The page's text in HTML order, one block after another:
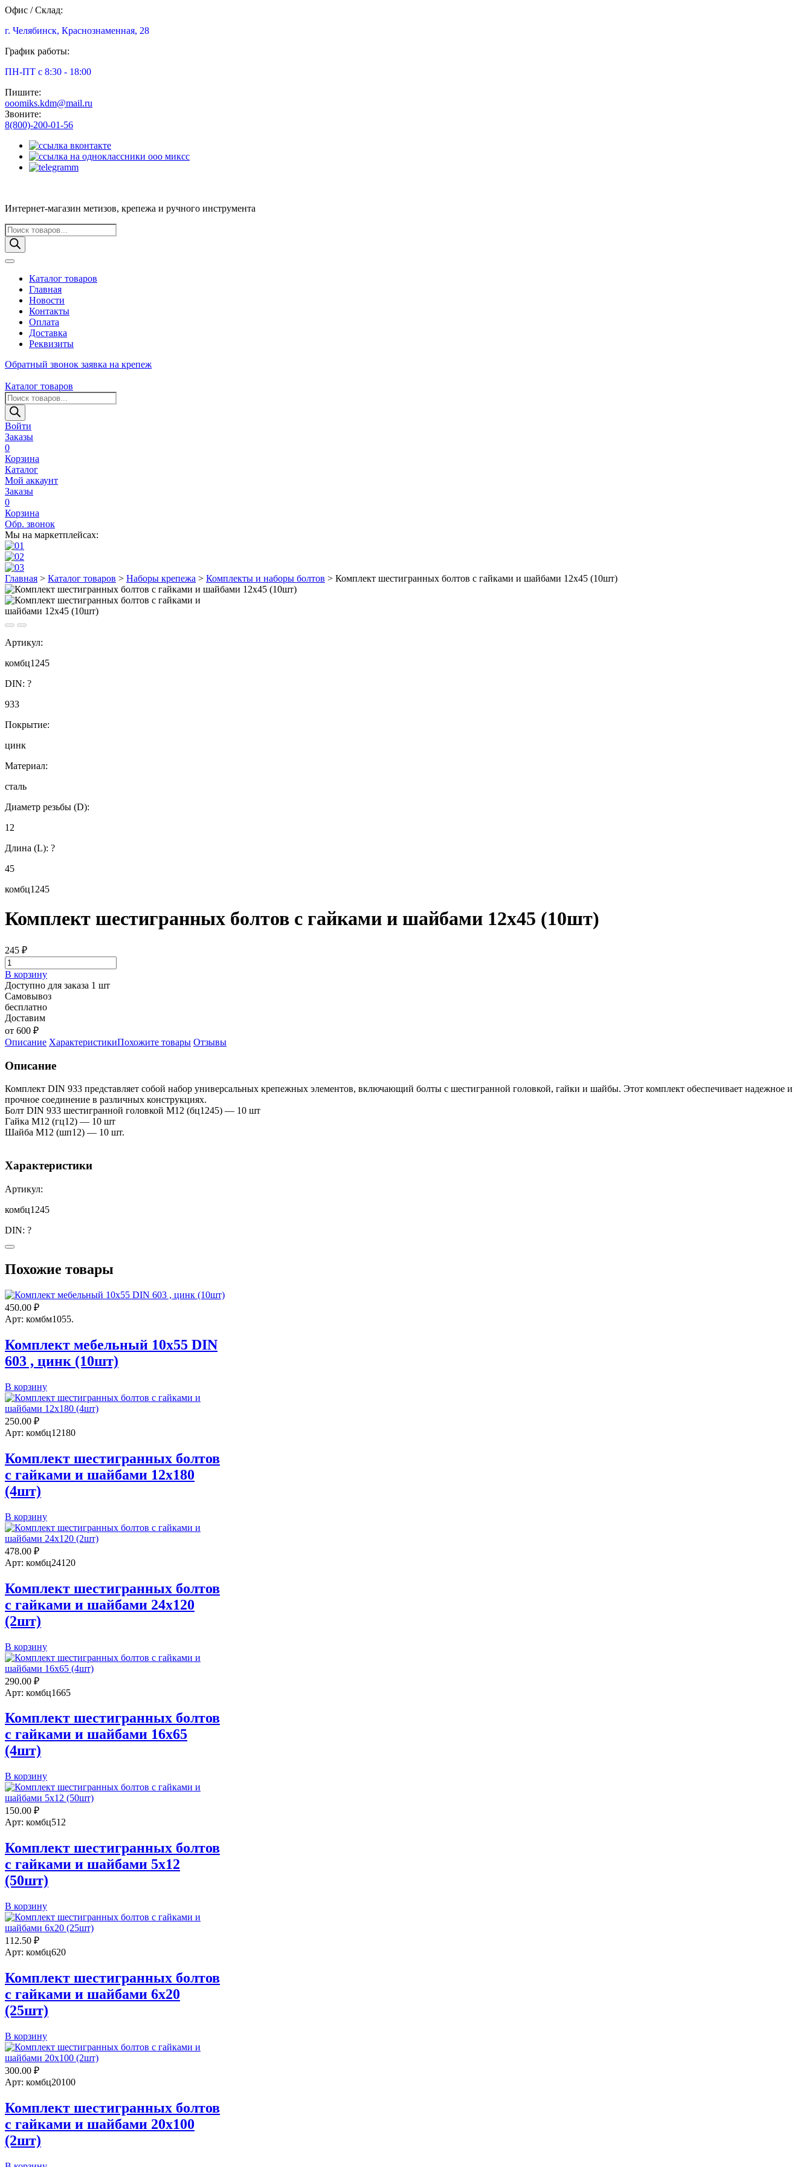
Офис / Склад:
г. Челябинск, Краснознаменная, 28
График работы:
ПН-ПТ с 8:30 - 18:00
Пишите:
ooomiks.kdm@mail.ru
Звоните:
8(800)-200-01-56
Интернет-магазин метизов, крепежа и ручного инструмента
Поиск
товаров
Каталог товаров
Главная
Новости
Контакты
Оплата
Доставка
Реквизиты
Обратный звонок заявка на крепеж
Каталог товаров
Поиск
товаров
Войти
Заказы
0
Корзина
Каталог
Мой аккаунт
Заказы
0
Корзина
Обр. звонок
Мы на маркетплейсах:
Главная > Каталог товаров > Наборы крепежа > Комплекты и наборы болтов > Комплект шестигранных болтов с гайками и шайбами 12х45 (10шт)
Артикул:
комбц1245
DIN: ?
933
Покрытие:
цинк
Материал:
сталь
Диаметр резьбы (D):
12
Длина (L): ?
45
комбц1245
Комплект шестигранных болтов с гайками и шайбами 12х45 (10шт)
245 ₽
В корзину
Доступно для заказа 1 шт
Самовывоз
бесплатно
Доставим
от 600 ₽
Описание ХарактеристикиПохожите товары Отзывы
Описание
Комплект DIN 933 представляет собой набор универсальных крепежных элементов, включающий болты с шестигранной головкой, гайки и шайбы. Этот комплект обеспечивает надежное и
прочное соединение в различных конструкциях.
Болт DIN 933 шестигранной головкой М12 (бц1245) — 10 шт
Гайка М12 (гц12) — 10 шт
Шайба М12 (шп12) — 10 шт.
Характеристики
Артикул:
комбц1245
DIN: ?
933
Покрытие:
цинк
Материал:
Диаметр резьбы (D):
Длина (L):?
45
Похожие товары
450.00 ₽
Арт: комбм1055.
Комплект мебельный 10х55 DIN
603 , цинк (10шт)
Количество
товара
Комплект
мебельный
10х55
DIN
603
,
цинк
(10шт)
В корзину
250.00 ₽
Арт: комбц12180
Комплект шестигранных болтов
с гайками и шайбами 12х180
(4шт)
Количество
товара
Комплект
шестигранных
болтов
гайками
и
шайбами
12х180
(4шт)
В корзину
478.00 ₽
Арт: комбц24120
Комплект шестигранных болтов
с гайками и шайбами 24х120
(2шт)
Количество
товара
Комплект
шестигранных
болтов
гайками
и
шайбами
24х120
(2шт)
В корзину
290.00 ₽
Арт: комбц1665
Комплект шестигранных болтов
с гайками и шайбами 16х65
(4шт)
Количество
товара
Комплект
шестигранных
болтов
гайками
и
шайбами
16х65
(4шт)
В корзину
150.00 ₽
Арт: комбц512
Комплект шестигранных болтов
с гайками и шайбами 5х12
(50шт)
Количество
товара
Комплект
шестигранных
болтов
гайками
и
шайбами
5х12
(50шт)
В корзину
112.50 ₽
Арт: комбц620
Комплект шестигранных болтов
с гайками и шайбами 6х20
(25шт)
Количество
товара
Комплект
шестигранных
болтов
гайками
и
шайбами
6х20
(25шт)
В корзину
300.00 ₽
Арт: комбц20100
Комплект шестигранных болтов
с гайками и шайбами 20х100
(2шт)